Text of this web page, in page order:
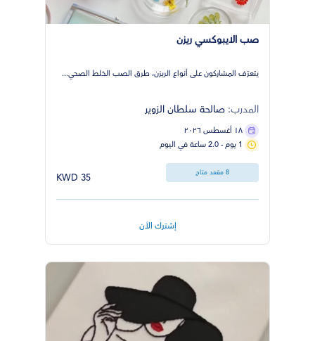
صب الايبوكسي ريزن
يتعرّف المشاركون على أنواع الريزن، طرق الصب الخلط الصحي...
المدرب: صالحة سلطان الزوير
١٨ أغسطس ٢٠٢٦
1 يوم - 2.0 ساعة في اليوم
8 مقعد متاح 35 KWD
إشترك الأن